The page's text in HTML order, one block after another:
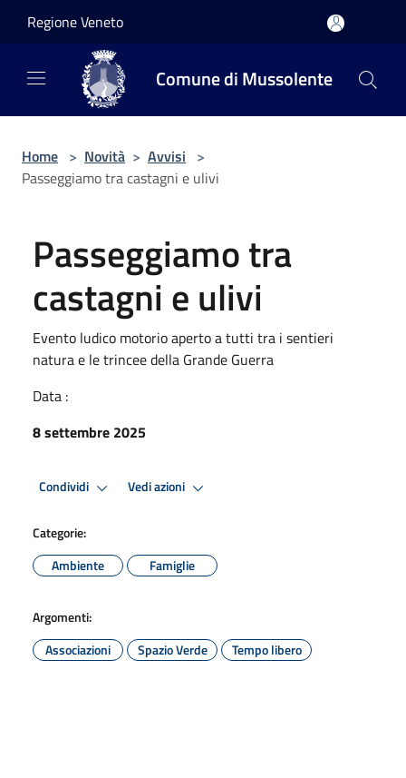
Regione Veneto
Comune di Mussolente
Home > Novità > Avvisi >
Passeggiamo tra castagni e ulivi
Passeggiamo tra
castagni e ulivi
Evento ludico motorio aperto a tutti tra i sentieri
natura e le trincee della Grande Guerra
Data :
8 settembre 2025
Condividi Vedi azioni
Categorie:
Ambiente
Famiglie
Argomenti:
Associazioni
Spazio Verde Tempo libero